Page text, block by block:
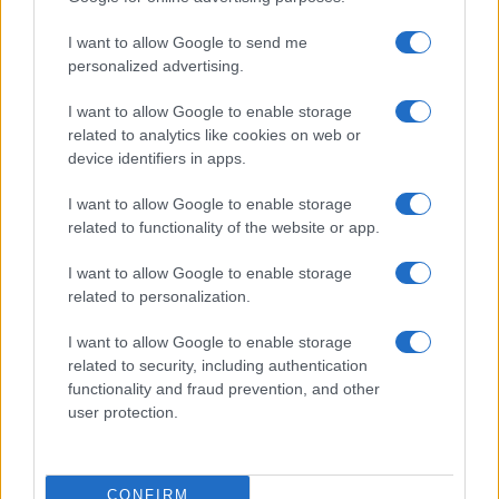
I want to allow Google to send me
personalized advertising.
I want to allow Google to enable storage
related to analytics like cookies on web or
device identifiers in apps.
I want to allow Google to enable storage
related to functionality of the website or app.
I want to allow Google to enable storage
related to personalization.
I want to allow Google to enable storage
related to security, including authentication
functionality and fraud prevention, and other
user protection.
CONFIRM